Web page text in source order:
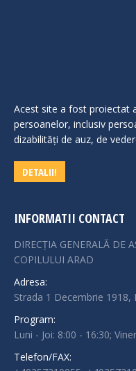
Acest site a fost proiectat
persoanelor, inclusiv
dizabilităţi de auz, de
DETALII!
INFORMATII CONTACT
DIRECȚIA GENERALĂ DE
COPILULUI ARAD
Adresa:
Strada 1 Decembrie 1918,
Program:
Luni - Joi: 8:00 - 16:30;
Telefon/FAX: